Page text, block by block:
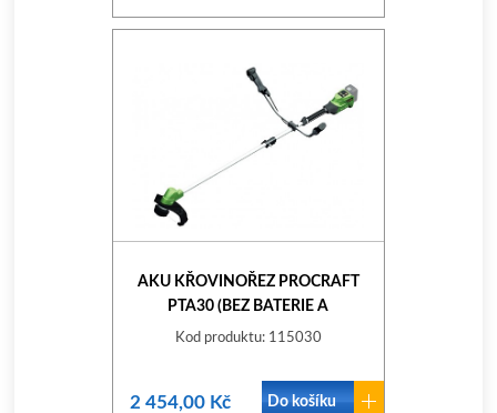
AKU KŘOVINOŘEZ PROCRAFT
PTA30 (BEZ BATERIE A
NABÍJEČKY) PTA30
Kod produktu: 115030
2 454,00 Kč Do košíku